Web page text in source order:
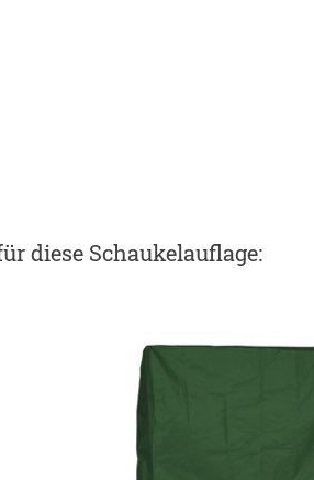
diese Schaukelauflage: